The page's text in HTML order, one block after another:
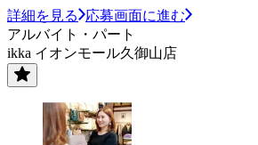
詳細を見る
応募画面に進む
アルバイト・パート
ikka イオンモール久御山店